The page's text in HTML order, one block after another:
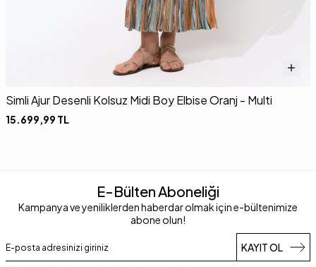
Simli Ajur Desenli Kolsuz Midi Boy Elbise Oranj - Multi
15.699,99 TL
E-Bülten Aboneliği
Kampanya ve yeniliklerden haberdar olmak için e-bültenimize
abone olun!
KAYIT OL